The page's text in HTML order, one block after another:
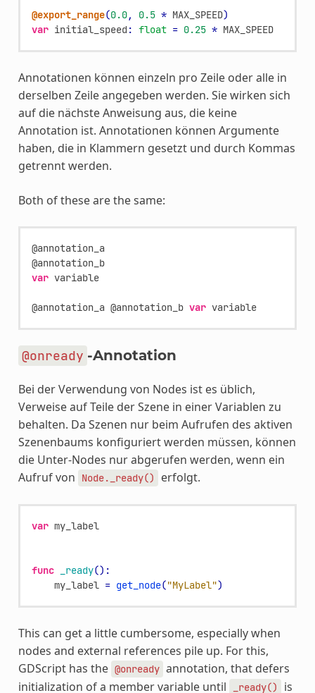
@export_range(0.0, 0.5 * MAX_SPEED)
var initial_speed : float = 0.25 * MAX_SPEED
Annotationen können einzeln pro Zeile oder alle in
derselben Zeile angegeben werden. Sie wirken sich
auf die nächste Anweisung aus, die keine
Annotation ist. Annotationen können Argumente
haben, die in Klammern gesetzt und durch Kommas
getrennt werden.
Both of these are the same:
@annotation_a
@annotation_b
var variable
@annotation_a @annotation_b var variable
@onready -Annotation
Bei der Verwendung von Nodes ist es üblich,
Verweise auf Teile der Szene in einer Variablen zu
behalten. Da Szenen nur beim Aufrufen des aktiven
Szenenbaums konfiguriert werden müssen, können
die Unter-Nodes nur abgerufen werden, wenn ein
Aufruf von
Node._ready() erfolgt.
var my_label
func _ready():
my_label = get_node("MyLabel")
This can get a little cumbersome, especially when
nodes and external references pile up. For this,
GDScript has the @onready annotation, that defers
initialization of a member variable until
_ready() is